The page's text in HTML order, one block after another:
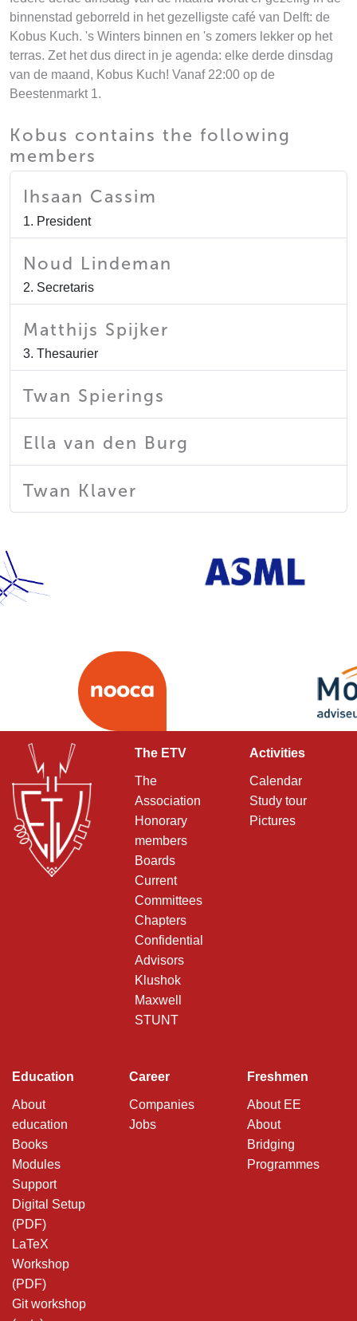
binnenstad geborreld in het gezelligste café van Delft: de
Kobus Kuch. 's Winters binnen en 's zomers lekker op het
terras. Zet het dus direct in je agenda: elke derde dinsdag
van de maand, Kobus Kuch! Vanaf 22:00 op de
Beestenmarkt 1.
Kobus contains the following
members
Ihsaan Cassim
1. President
Noud Lindeman
2. Secretaris
Matthijs Spijker
3. Thesaurier
Twan Spierings
Ella van den Burg
Twan Klaver
The ETV
The
Association
Honorary
members
Boards
Current
Committees
Chapters
Confidential
Advisors
Klushok
Maxwell
STUNT
Activities
Calendar
Study tour
Pictures
Education
About
education
Books
Modules
Support
Digital Setup
(PDF)
LaTeX
Workshop
(PDF)
Git workshop
Career
Companies
Jobs
Freshmen
About EE
About
Bridging
Programmes